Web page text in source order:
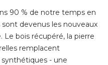
90 % de notre temps en
devenus les nouveaux
bois récupéré, la pierre
remplacent
- une